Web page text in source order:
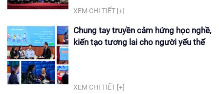
XEM CHI TIẾT [+]
Chung tay truyền cảm hứng học nghề,
kiến tạo tương lai cho người yếu thế
XEM CHI TIẾT [+]